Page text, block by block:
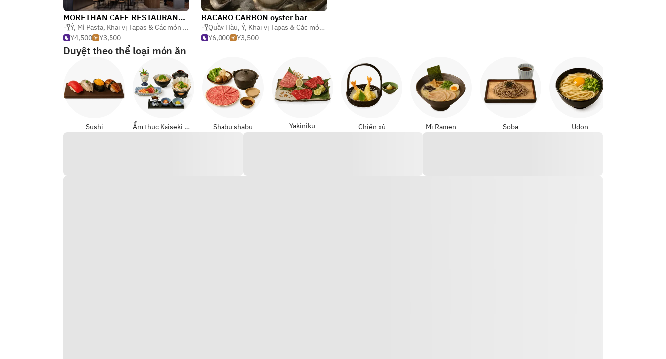
MORETHAN CAFE RESTAURANT LOUNGE
Ý, Mì Pasta, Khai vị Tapas & Các món nhỏ
¥4,500
¥3,500
BACARO CARBON oyster bar
Quầy Hàu, Ý, Khai vị Tapas & Các món nhỏ
¥6,000
¥3,500
Duyệt theo thể loại món ăn
Sushi Ẩm thực Kaiseki & Kyoto (Nhật) Shabu shabu Yakiniku Chiên xù Mì Ramen Soba Udon